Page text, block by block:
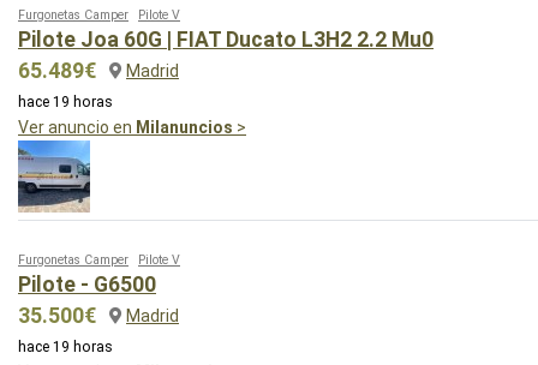
Furgonetas Camper Pilote V
Pilote Joa 60G | FIAT Ducato L3H2 2.2 Mu0
65.489€
Madrid
hace 19 horas
Ver anuncio en Milanuncios >
Furgonetas Camper Pilote V
Pilote - G6500
35.500€
Madrid
hace 19 horas